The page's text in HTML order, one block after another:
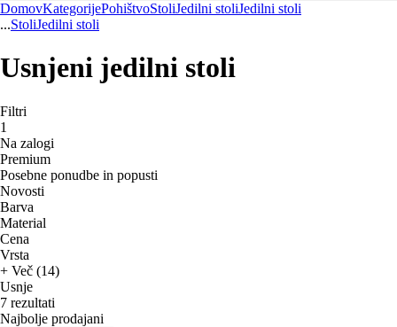
DomovKategorijePohištvoStoliJedilni stoliJedilni stoli
...StoliJedilni stoli
Usnjeni jedilni stoli
Filtri
1
Na zalogi
Premium
Posebne ponudbe in popusti
Novosti
Barva
Material
Cena
Vrsta
+ Več (14)
Usnje
7 rezultati
Najbolje prodajani